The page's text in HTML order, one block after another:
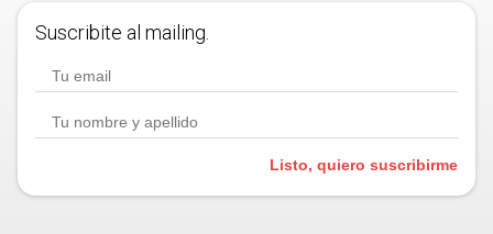
Suscribite al mailing.
Listo, quiero suscribirme